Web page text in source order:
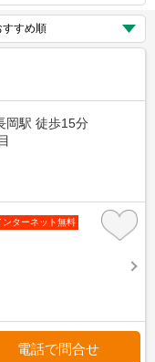
岡駅 徒歩15分
ンターネット無料
電話で問合せ